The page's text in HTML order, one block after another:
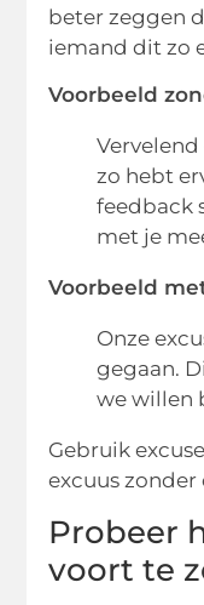
beter zeggen
iemand dit zo
Voorbeeld
zo hebt
feedback
met je
Voorbeeld
Onze
gegaan.
we willen
Gebruik
excuus
Probeer
voort te